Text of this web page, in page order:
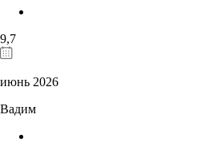
9,7
июнь 2026
Вадим